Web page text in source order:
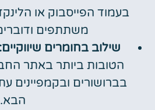
בעמוד הפייסבוק או
משתתפים
שילוב בחומרים שיווקיים:
הטובות ביותר באתר
בברושורים ובקמפיינים
הבא.